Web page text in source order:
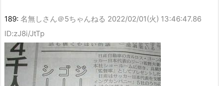
189: 名無しさん＠5ちゃんねる 2022/02/01(火) 13:46:47.86
ID:zJ8i/JtTp